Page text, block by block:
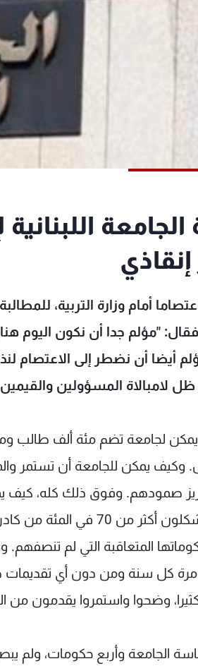
أمام وزارة التربية،
"مؤلم جدا أن نكون اليوم
أيضا أن نضطر إلى الاعتصام
لامبالاة المسؤولين
لجامعة تضم مئة ألف طالب
وكيف يمكن للجامعة أن تستمر
صمودهم. وفوق ذلك كله،
أكتاف أساتذة متعاقدين
المتعاقبة التي لم
مرة كل سنة ومن دون أي تقديمات
وضحوا واستمروا يقدمون من
الجامعة وأربع حكومات، ولم